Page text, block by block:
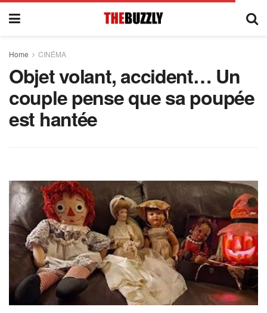
Home CINÉMA
Objet volant, accident… Un
couple pense que sa poupée
est hantée